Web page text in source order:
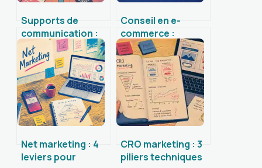
Supports de
communication :
exemples
concrets pour
construire une
stratégie efficace
Conseil en e-
commerce :
modularité
technique ou
intelligence
artificielle,
comment choisir
pour booster
votre conversion ?
Net marketing : 4
leviers pour
CRO marketing : 3
piliers techniques